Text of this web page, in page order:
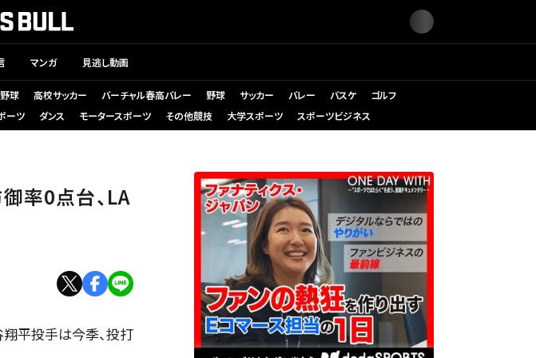
マンガ 見逃し動画
球 高校サッカー バーチャル春高バレー 野球 サッカー バレー バスケ
ゴルフ
ーツ ダンス モータースポーツ その他競技 大学スポーツ スポーツビジネス
率0点台、LA
平投手は今季、投打